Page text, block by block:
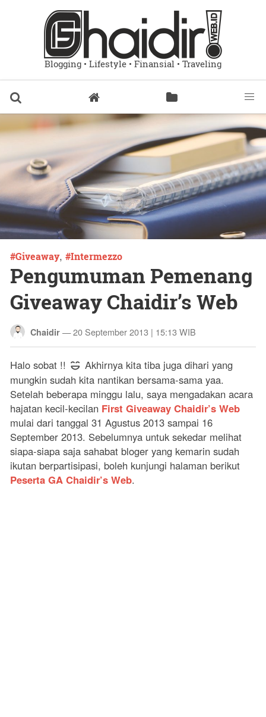
Blogging • Lifestyle • Finansial • Traveling
Giveaway, Intermezzo
Pengumuman Pemenang
Giveaway Chaidir’s Web
Chaidir —20 September 2013 | 15:13 WIB
Halo sobat !!
Akhirnya kita tiba juga dihari yang
mungkin sudah kita nantikan bersama-sama yaa.
Setelah beberapa minggu lalu, saya mengadakan acara
hajatan kecil-kecilan First Giveaway Chaidir’s Web
mulai dari tanggal 31 Agustus 2013 sampai 16
September 2013. Sebelumnya untuk sekedar melihat
siapa-siapa saja sahabat bloger yang kemarin sudah
ikutan berpartisipasi, boleh kunjungi halaman berikut
Peserta GA Chaidir’s Web.